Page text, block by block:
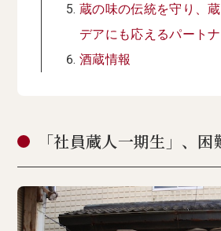
蔵の味の伝統を守り、
デアにも応えるパート
酒蔵情報
「社員蔵人一期生」、困